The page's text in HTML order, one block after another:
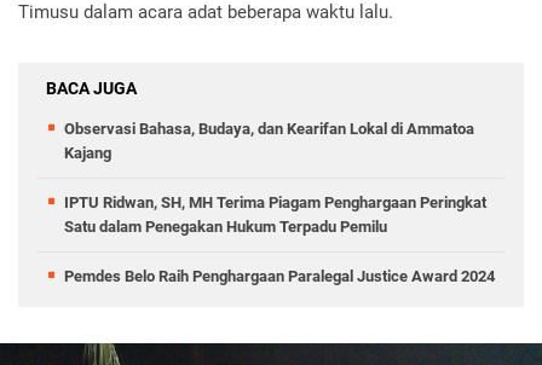
Timusu dalam acara adat beberapa waktu lalu.
BACA JUGA
Observasi Bahasa, Budaya, dan Kearifan Lokal di Ammatoa
Kajang
IPTU Ridwan, SH, MH Terima Piagam Penghargaan Peringkat
Satu dalam Penegakan Hukum Terpadu Pemilu
Pemdes Belo Raih Penghargaan Paralegal Justice Award 2024